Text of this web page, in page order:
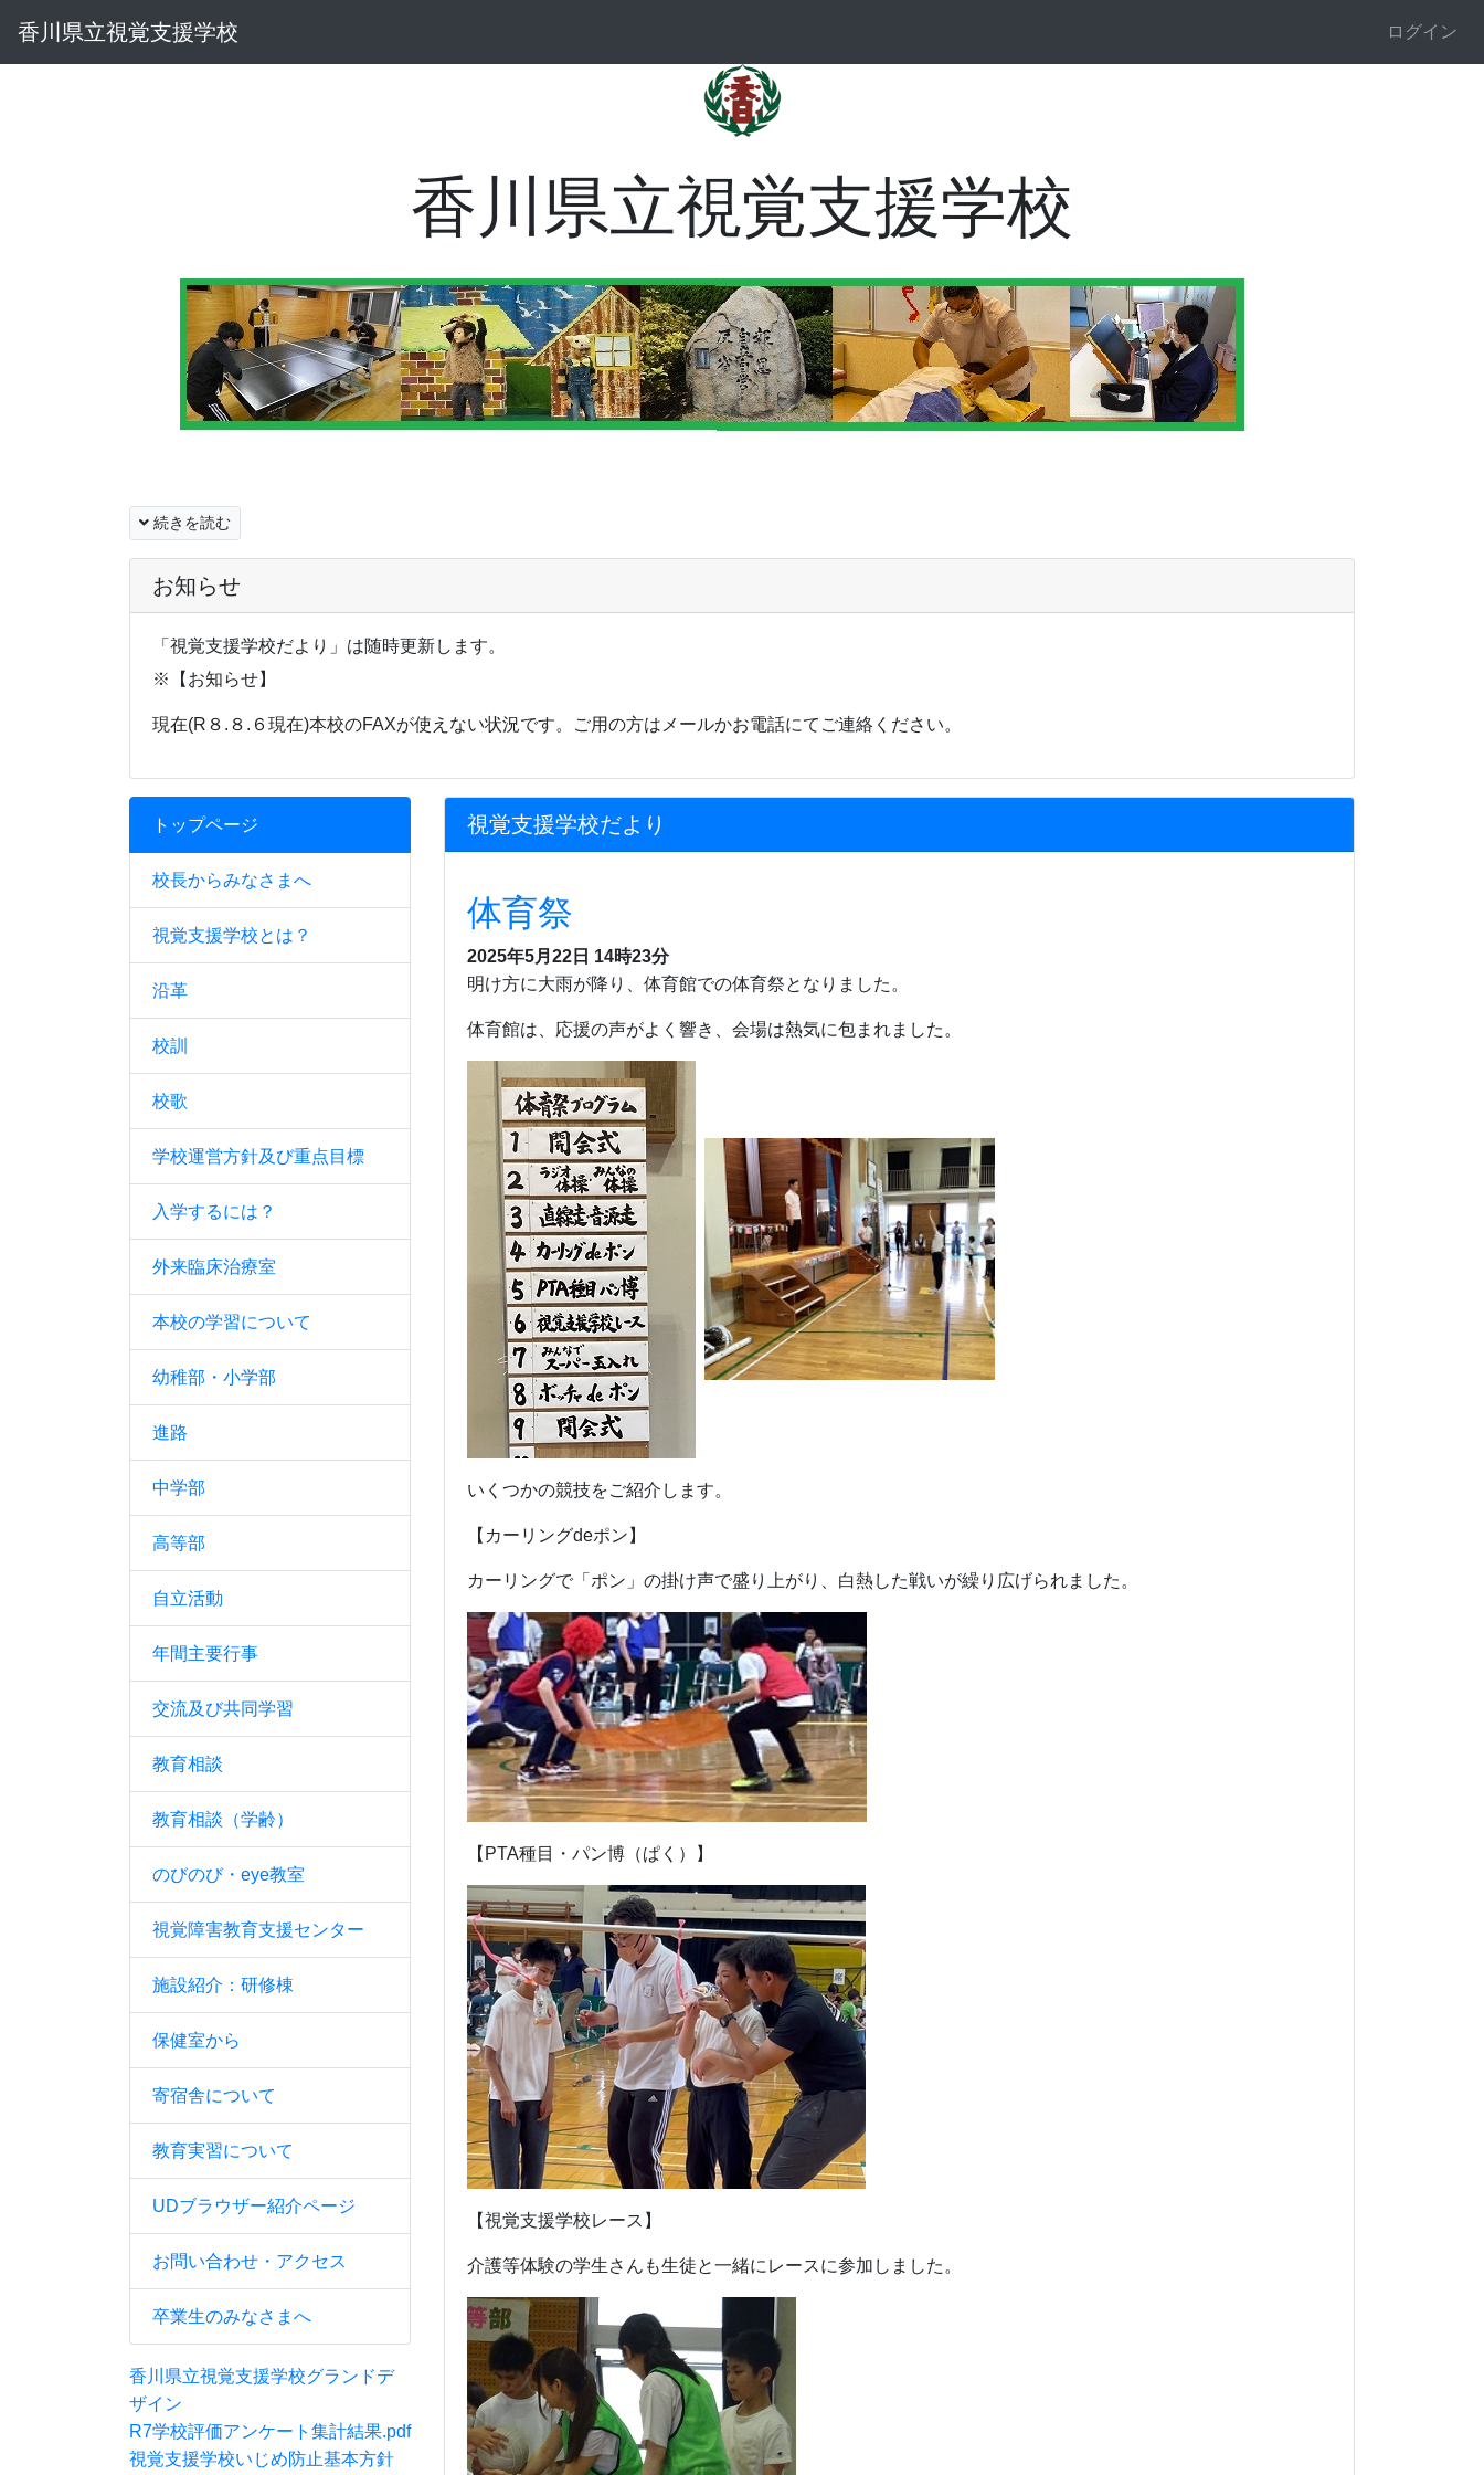
香川県立視覚支援学校 ログイン
香川県立視覚支援学校
続きを読む
お知らせ
「視覚支援学校だより」は随時更新します。
※【お知らせ】
現在(R８.８.６現在)本校のFAXが使えない状況です。ご用の方はメールかお電話にてご連絡ください。
トップページ
校長からみなさまへ
視覚支援学校とは？
沿革
校訓
校歌
学校運営方針及び重点目標
入学するには？
外来臨床治療室
本校の学習について
幼稚部・小学部
進路
中学部
高等部
自立活動
年間主要行事
交流及び共同学習
教育相談
教育相談（学齢）
のびのび・eye教室
視覚障害教育支援センター
施設紹介：研修棟
保健室から
寄宿舎について
教育実習について
UDブラウザー紹介ページ
お問い合わせ・アクセス
卒業生のみなさまへ
香川県立視覚支援学校グランドデ
ザイン
R7学校評価アンケート集計結果.pdf
視覚支援学校いじめ防止基本方針
視覚支援学校だより
体育祭
2025年5月22日 14時23分
明け方に大雨が降り、体育館での体育祭となりました。
体育館は、応援の声がよく響き、会場は熱気に包まれました。
いくつかの競技をご紹介します。
【カーリングdeポン】
カーリングで「ポン」の掛け声で盛り上がり、白熱した戦いが繰り広げられました。
【PTA種目・パン博（ぱく）】
【視覚支援学校レース】
介護等体験の学生さんも生徒と一緒にレースに参加しました。